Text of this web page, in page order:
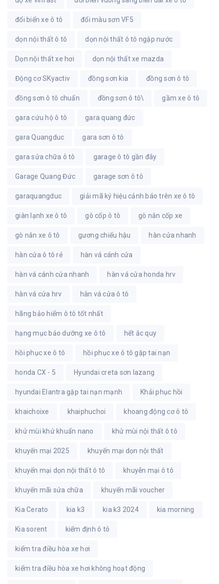
đổi biển xe ô tô đổi màu sơn VF5
dọn nội thất ô tô dọn nội thất ô tô ngập nước
Dọn nội thất xe hơi dọn nội thất xe mazda
Động cơ SKyactiv đồng sơn kia đồng sơn ô tô
đồng sơn ô tô chuẩn đồng sơn ô tô\ gầm xe ô tô
gara cứu hộ ô tô gara quang đức
gara Quangduc gara sơn ô tô
gara sửa chữa ô tô garage ô tô gần đây
Garage Quang Đức garage sơn ô tô
garaquangduc giải mã ký hiệu cảnh báo trên xe ô tô
giàn lạnh xe ô tô gò cốp ô tô gò nắn cốp xe
gò nắn xe ô tô gương chiếu hậu hàn cửa nhanh
hàn cửa ô tô rẻ hàn vá cánh cửa
hàn vá cánh cửa nhanh hàn vá cửa honda hrv
hàn vá cửa hrv hàn vá cửa ô tô
hãng bảo hiểm ô tô tốt nhất
hạng mục bảo dưỡng xe ô tô hết ắc quy
hồi phục xe ô tô hồi phục xe ô tô gặp tai nạn
honda CX - 5 Hyundai creta sơn lazang
hyundai Elantra gặp tai nạn mạnh Khải phục hồi
khaichoixe khaiphuchoi khoang động cơ ô tô
khử mùi khử khuẩn nano khử mùi nội thất ô tô
khuyến mại 2025 khuyến mại dọn nội thất
khuyến mại dọn nội thất ô tô khuyễn mại ô tô
khuyến mãi sửa chữa khuyến mãi voucher
Kia Cerato kia k3 kia k3 2024 kia morning
Kia sorent kiểm định ô tô
kiểm tra điều hòa xe hơi
kiểm tra điều hòa xe hơi không hoạt động